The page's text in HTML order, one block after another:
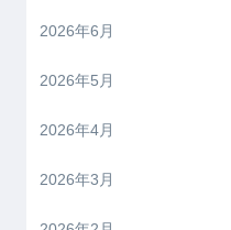
2026年6月
2026年5月
2026年4月
2026年3月